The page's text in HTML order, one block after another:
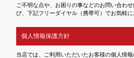
ご不明な点や、お困りの事などのお問い合わ
び、下記フリーダイヤル（携帯可）でお気軽に
個人情報保護方針
当店では、ご利用いただいたお客様の個人情